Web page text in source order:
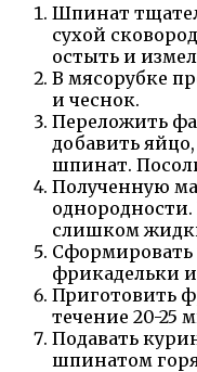
Шпинат
сухой
остыть и
В мясорубке
и чеснок.
Переложить
добавить
шпинат.
Полученную
слишком
фрикадельки
Приготовить
течение 20-25
Подавать
шпинатом